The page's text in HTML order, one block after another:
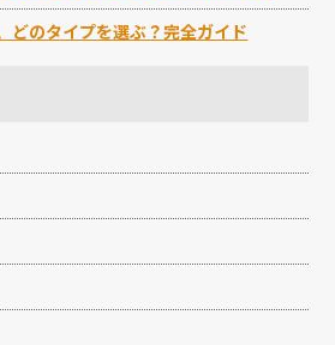
どのタイプを選ぶ？完全ガイド